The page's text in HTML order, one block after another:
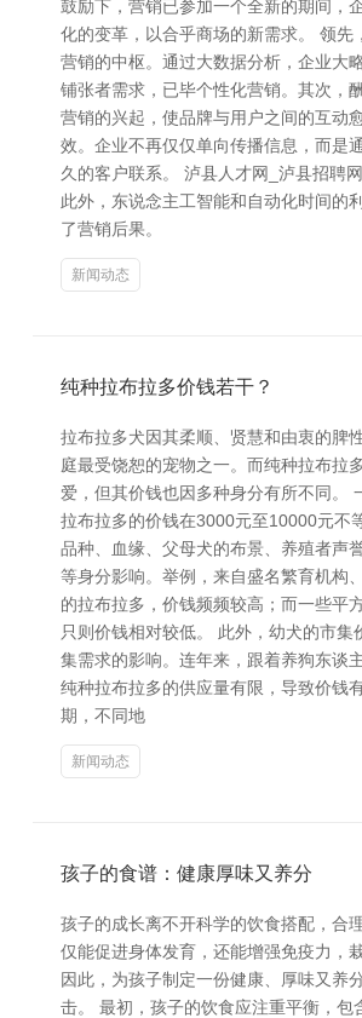
鼓励下，营销已参加一个全新的期间，
化的变革，以合乎商场的新需求。 领先
营销的中枢。通过大数据分析，企业大
铺张者需求，已毕个性化营销。其次，
营销的兴起，使品牌与用户之间的互动
效。企业不再仅仅单向传播信息，而是
久的客户联系。 泸县人才网_泸县招聘
此外，东说念主工智能和自动化时间的
了营销后果。
新闻动态
纯种拉布拉多价钱若干？
拉布拉多犬因其柔顺、贤慧和由衷的脾
庭最受饶恕的宠物之一。而纯种拉布拉
爱，但其价钱也因多种身分有所不同。
拉布拉多的价钱在3000元至10000元不
品种、血缘、父母犬的布景、养殖者声
等身分影响。举例，来自盛名繁育机构
的拉布拉多，价钱频频较高；而一些平
只则价钱相对较低。 此外，幼犬的市集
集需求的影响。连年来，跟着养狗东谈
纯种拉布拉多的供应量有限，导致价钱
期，不同地
新闻动态
孩子的食谱：健康厚味又养分
孩子的成长离不开科学的饮食搭配，合
仅能促进身体发育，还能增强免疫力，
因此，为孩子制定一份健康、厚味又养
击。 最初，孩子的饮食应注重平衡，包